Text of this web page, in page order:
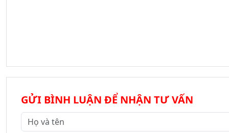
GỬI BÌNH LUẬN ĐỂ NHẬN TƯ VẤN